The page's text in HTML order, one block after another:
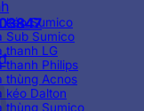
kéo Sumico
Sub Sumico
thanh LG
thanh Philips
thùng Acnos
kéo Dalton
thùng Sumico